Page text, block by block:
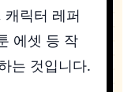
릭터 레퍼
에셋 등 작
는 것입니다.